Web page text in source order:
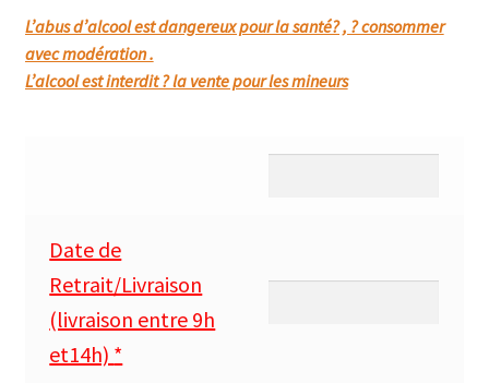
L’abus d’alcool est dangereux pour la santé? , ? consommer
avec modération .
L’alcool est interdit ? la vente pour les mineurs
Date de
Retrait/Livraison
(livraison entre 9h
et14h) *